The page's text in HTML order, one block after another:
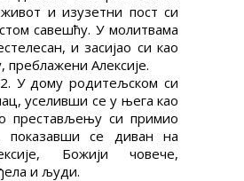
живот и изузетни пост си
савешћу. У молитвама
и засијао си као
преблажени Алексије.
2. У дому родитељском си
уселивши се у њега као
престављењу си примио
показавши се диван на
Божији човече,
и људи.